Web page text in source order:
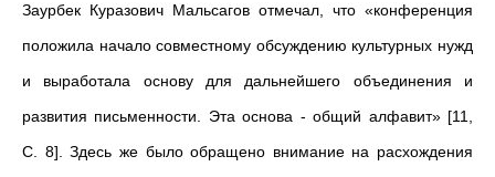
Заурбек Куразович Мальсагов отмечал, что «конференция
положила начало совместному обсуждению культурных нужд
и выработала основу для дальнейшего объединения и
развития письменности. Эта основа - общий алфавит» [11,
С. 8]. Здесь же было обращено внимание на расхождения